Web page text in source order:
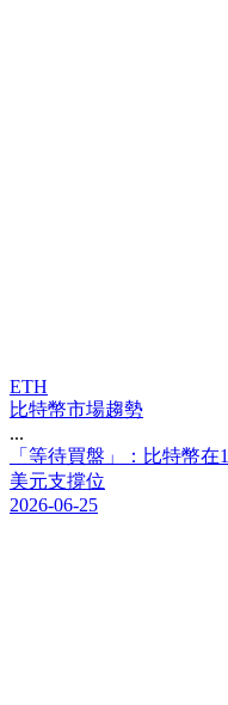
ETH
比特幣市場趨勢
...
「 等待買盤 」 ： 比特幣在1
美元支撐位
2026-06-25